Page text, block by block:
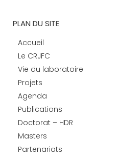
PLAN DU SITE
Accueil
Le CRJFC
Vie du laboratoire
Projets
Agenda
Publications
Doctorat – HDR
Masters
Partenariats